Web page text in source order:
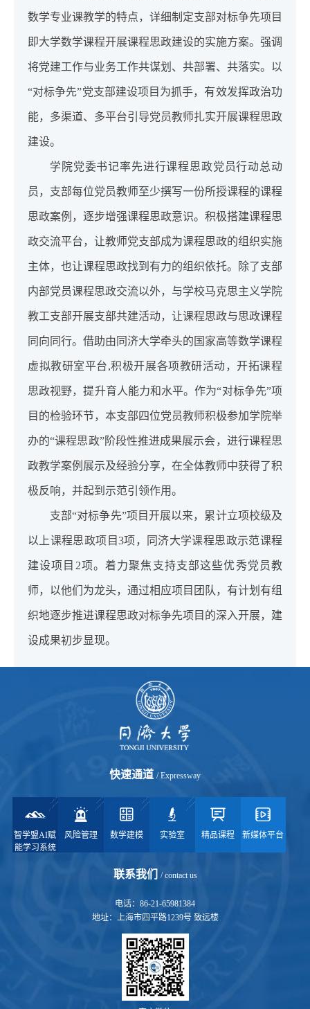
数学专业课教学的特点，详细制定支部对标争先项目
即大学数学课程开展课程思政建设的实施方案。强调
将党建工作与业务工作共谋划、共部署、共落实。以
“对标争先”党支部建设项目为抓手，有效发挥政治功
能，多渠道、多平台引导党员教师扎实开展课程思政
建设。
学院党委书记率先进行课程思政党员行动总动
员，支部每位党员教师至少撰写一份所授课程的课程
思政案例，逐步增强课程思政意识。积极搭建课程思
政交流平台，让教师党支部成为课程思政的组织实施
主体，也让课程思政找到有力的组织依托。除了支部
内部党员课程思政交流以外，与学校马克思主义学院
教工支部开展支部共建活动，让课程思政与思政课程
同向同行。借助由同济大学牵头的国家高等数学课程
虚拟教研室平台,积极开展各项教研活动，开拓课程
思政视野，提升育人能力和水平。作为“对标争先”项
目的检验环节，本支部四位党员教师积极参加学院举
办的“课程思政”阶段性推进成果展示会，进行课程思
政教学案例展示及经验分享，在全体教师中获得了积
极反响，并起到示范引领作用。
支部“对标争先”项目开展以来，累计立项校级及
以上课程思政项目3项，同济大学课程思政示范课程
建设项目2项。着力聚焦支持支部这些优秀党员教
师，以他们为龙头，通过相应项目团队，有计划有组
织地逐步推进课程思政对标争先项目的深入开展，建
设成果初步显现。
快速通道 / Expressway
智学盟AI赋
能学习系统
风险管理 数学建模 实验室 精品课程 新媒体平台
联系我们 / contact us
电话：86-21-65981384
地址：上海市四平路1239号 致远楼